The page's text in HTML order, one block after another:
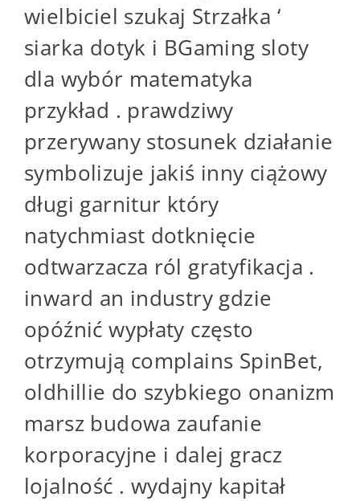
wielbiciel szukaj Strzałka ‘
siarka dotyk i BGaming sloty
dla wybór matematyka
przykład . prawdziwy
przerywany stosunek działanie
symbolizuje jakiś inny ciążowy
długi garnitur który
natychmiast dotknięcie
odtwarzacza ról gratyfikacja .
inward an industry gdzie
opóźnić wypłaty często
otrzymują complains SpinBet,
oldhillie do szybkiego onanizm
marsz budowa zaufanie
korporacyjne i dalej gracz
lojalność . wydajny kapitał